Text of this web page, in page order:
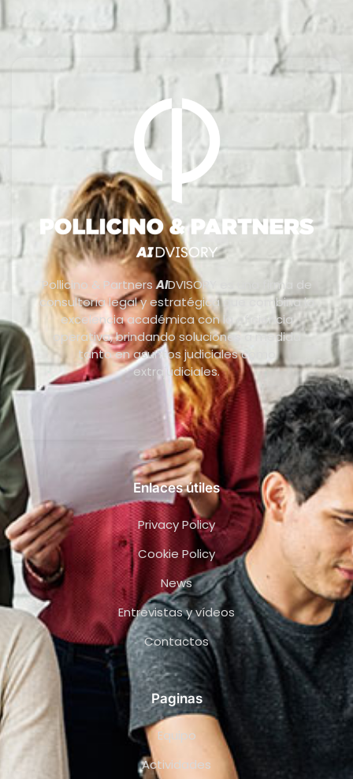
Pollicino & PartnersAIDVISORY es una firma de
consultoría legal y estratégica que combina la
excelencia académica con la eficiencia
operativa, brindando soluciones a medida
tanto en asuntos judiciales como
extrajudiciales.
Enlaces útiles
Privacy Policy
Cookie Policy
News
Entrevistas y vídeos
Contactos
Paginas
Equipo
Actividades